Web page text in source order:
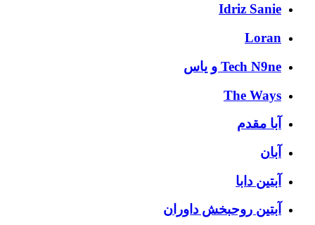
Idriz Sanie
Loran
Tech N9ne و یاس
The Ways
آبا مقدم
آبان
آبتین دابا
آبتین روحبخش داوران